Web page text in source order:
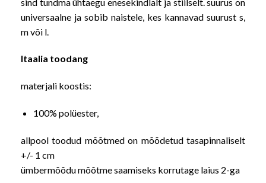
universaalne ja sobib naistele, kes kannavad suurust s,
m või l.
Itaalia toodang
materjali koostis:
100% polüester,
allpool toodud mõõtmed on mõõdetud tasapinnaliselt
+/- 1 cm
ümbermõõdu mõõtme saamiseks korrutage laius 2-ga